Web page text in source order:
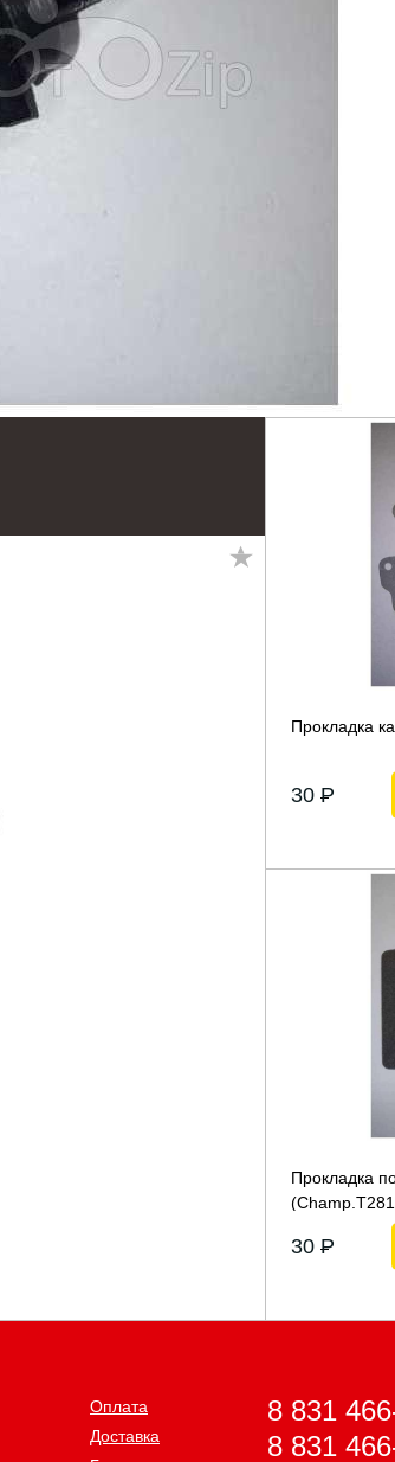
Прокладка
30 P
Прокладка
30 P
Оплата
Доставка
8 831
8 831